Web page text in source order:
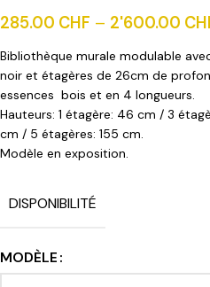
285.00 CHF – 2'600.00
Bibliothèque murale modulable
noir et étagères de 26cm de
essences bois et en 4 longueurs.
Hauteurs: 1 étagère: 46 cm / 3
cm / 5 étagères: 155 cm.
Modèle en exposition.
DISPONIBILITÉ
MODÈLE